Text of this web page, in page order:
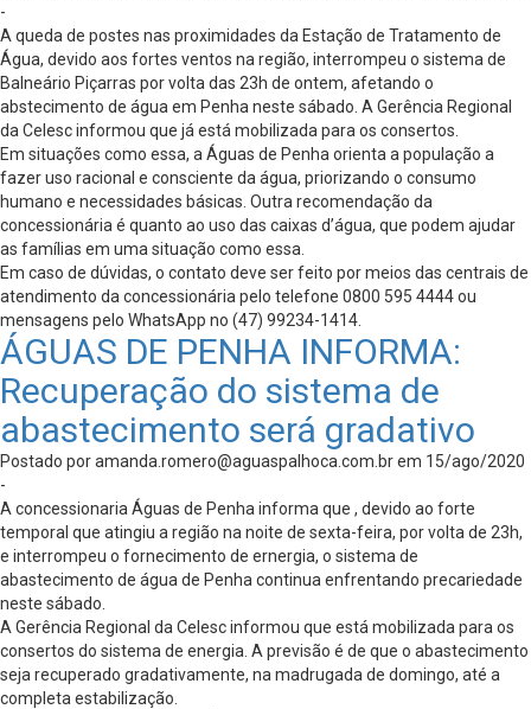
-
A queda de postes nas proximidades da Estação de Tratamento de
Água, devido aos fortes ventos na região, interrompeu o sistema de
Balneário Piçarras por volta das 23h de ontem, afetando o
abstecimento de água em Penha neste sábado. A Gerência Regional
da Celesc informou que já está mobilizada para os consertos.
Em situações como essa, a Águas de Penha orienta a população a
fazer uso racional e consciente da água, priorizando o consumo
humano e necessidades básicas. Outra recomendação da
concessionária é quanto ao uso das caixas d’água, que podem ajudar
as famílias em uma situação como essa.
Em caso de dúvidas, o contato deve ser feito por meios das centrais de
atendimento da concessionária pelo telefone 0800 595 4444 ou
mensagens pelo WhatsApp no (47) 99234-1414.
ÁGUAS DE PENHA INFORMA:
Recuperação do sistema de
abastecimento será gradativo
Postado poramanda.romero@aguaspalhoca.com.brem 15/ago/2020
-
A concessionaria Águas de Penha informa que , devido ao forte
temporal que atingiu a região na noite de sexta-feira, por volta de 23h,
e interrompeu o fornecimento de ernergia, o sistema de
abastecimento de água de Penha continua enfrentando precariedade
neste sábado.
A Gerência Regional da Celesc informou que está mobilizada para os
consertos do sistema de energia. A previsão é de que o abastecimento
seja recuperado gradativamente, na madrugada de domingo, até a
completa estabilização.